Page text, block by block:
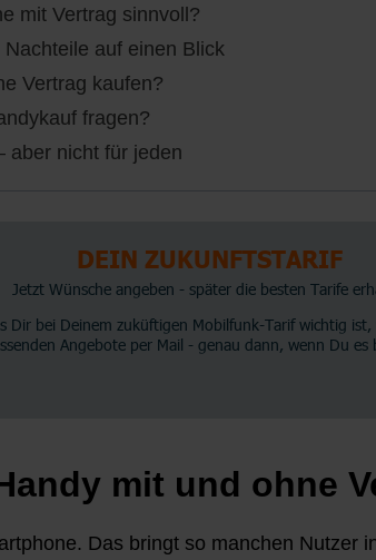
mit Vertrag sinnvoll?
auf einen Blick
Vertrag kaufen?
fragen?
aber nicht für jeden
mit und ohne
Das bringt so manchen Nutzer